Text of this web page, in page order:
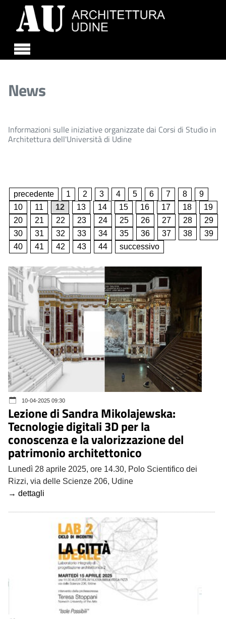
News
Informazioni sulle iniziative organizzate dai Corsi di Studio in
Architettura dell'Università di Udine
precedente 1 2 3 4 5 6 7 8
9
10
11 12 13 14 15 16 17 18
19
20
21 22 23 24 25 26 27 28
29
30
31 32 33 34 35 36 37 38
39
40
41 42 43 44 successivo
10-04-2025 09:30
Lezione di Sandra Mikolajewska:
Tecnologie digitali 3D per la
conoscenza e la valorizzazione del
patrimonio architettonico
Lunedì 28 aprile 2025, ore 14.30, Polo Scientifico dei
Rizzi, via delle Scienze 206, Udine
→ dettagli